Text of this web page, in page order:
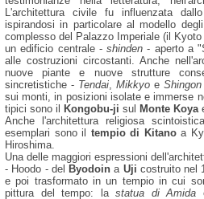
L'architettura civile fu influenzata
ispirandosi in particolare al modello
complesso del Palazzo Imperiale (il
un edificio centrale -shinden - aperto a
alle costruzioni circostanti. Anche
nuove piante e nuove strutture
sincretistiche - Tendai, Mikkyoe Shingon
sui monti, in posizioni isolate e immerse
tipici sono il
Kongobu-ji sul Monte Koya
Anche l'architettura religiosa
esemplari sono il tempio di Kitanoa
Hiroshima.
Una delle maggiori espressioni
- Hoodo - del Byodoin a Uji costruito nel
e poi trasformato in un tempio in cui
pittura del tempo: la statua di Amida